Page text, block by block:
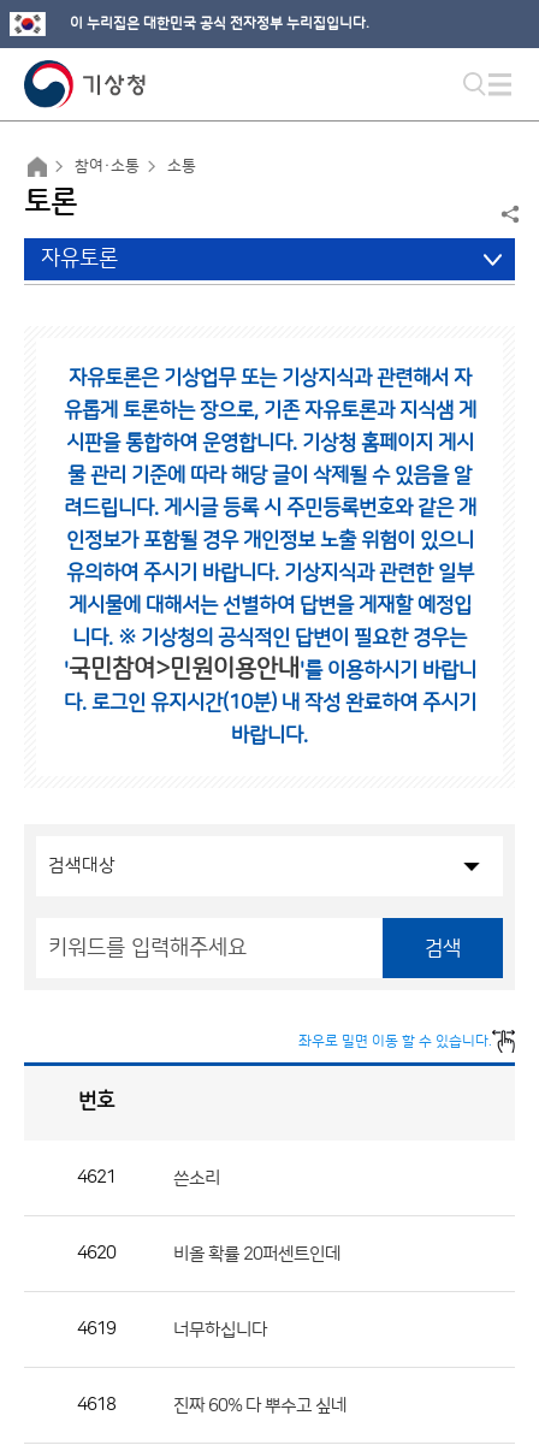
이 누리집은 대한민국 공식 전자정부 누리집입니다.
참여·소통 소통
토론
자유토론
자유토론은 기상업무 또는 기상지식과 관련해서 자
유롭게 토론하는 장으로, 기존 자유토론과 지식샘 게
시판을 통합하여 운영합니다. 기상청 홈페이지 게시
물 관리 기준에 따라 해당 글이 삭제될 수 있음을 알
려드립니다. 게시글 등록 시 주민등록번호와 같은 개
인정보가 포함될 경우 개인정보 노출 위험이 있으니
유의하여 주시기 바랍니다. 기상지식과 관련한 일부
게시물에 대해서는 선별하여 답변을 게재할 예정입
니다. ※ 기상청의 공식적인 답변이 필요한 경우는
'국민참여>민원이용안내 '를 이용하시기 바랍니
다. 로그인 유지시간(10분) 내 작성 완료하여 주시기
바랍니다.
검색
좌우로 밀면 이동 할 수 있습니다.
론
번호
4621 쓴소리
4620 비올 확률 20퍼센트인데
4619 너무하십니다
4618 진짜 60% 다 뿌수고 싶네